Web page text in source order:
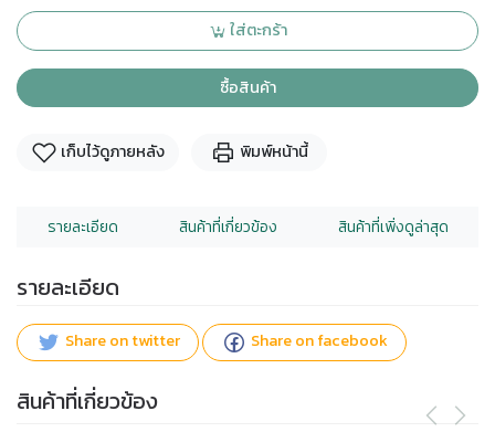
ใส่ตะกร้า
ซื้อสินค้า
เก็บไว้ดูภายหลัง พิมพ์หน้านี้
รายละเอียด สินค้าที่เกี่ยวข้อง สินค้าที่เพิ่งดูล่าสุด
รายละเอียด
Share on twitter Share on facebook
สินค้าที่เกี่ยวข้อง